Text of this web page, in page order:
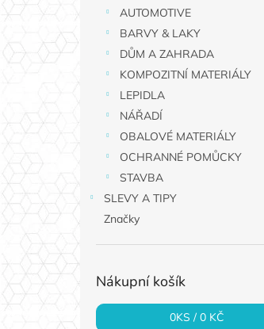
a
AUTOMOTIVE
BARVY & LAKY
DŮM A ZAHRADA
KOMPOZITNÍ MATERIÁLY
LEPIDLA
NÁŘADÍ
OBALOVÉ MATERIÁLY
OCHRANNÉ POMŮCKY
STAVBA
SLEVY A TIPY
Značky
Nákupní košík
0KS /0 KČ